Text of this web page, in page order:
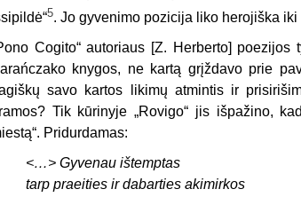
5. Jo gyvenimo pozicija liko herojiška iki
Cogito“ autoriaus [Z. Herberto]
knygos, ne kartą grįždavo prie
savo kartos likimų atmintis ir
Tik kūrinyje „Rovigo“ jis išpažino,
Pridurdamas:
<…> Gyvenau ištemptas
tarp praeities ir dabarties akimirkos